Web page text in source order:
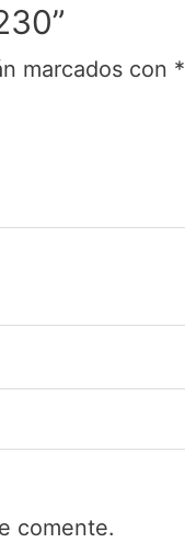
marcados con *
comente.